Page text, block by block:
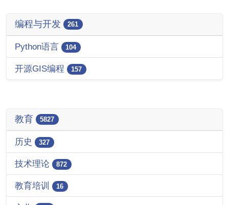
编程与开发 261
Python语言 104
开源GIS编程 157
教育 5827
历史 327
技术理论 872
教育培训 16